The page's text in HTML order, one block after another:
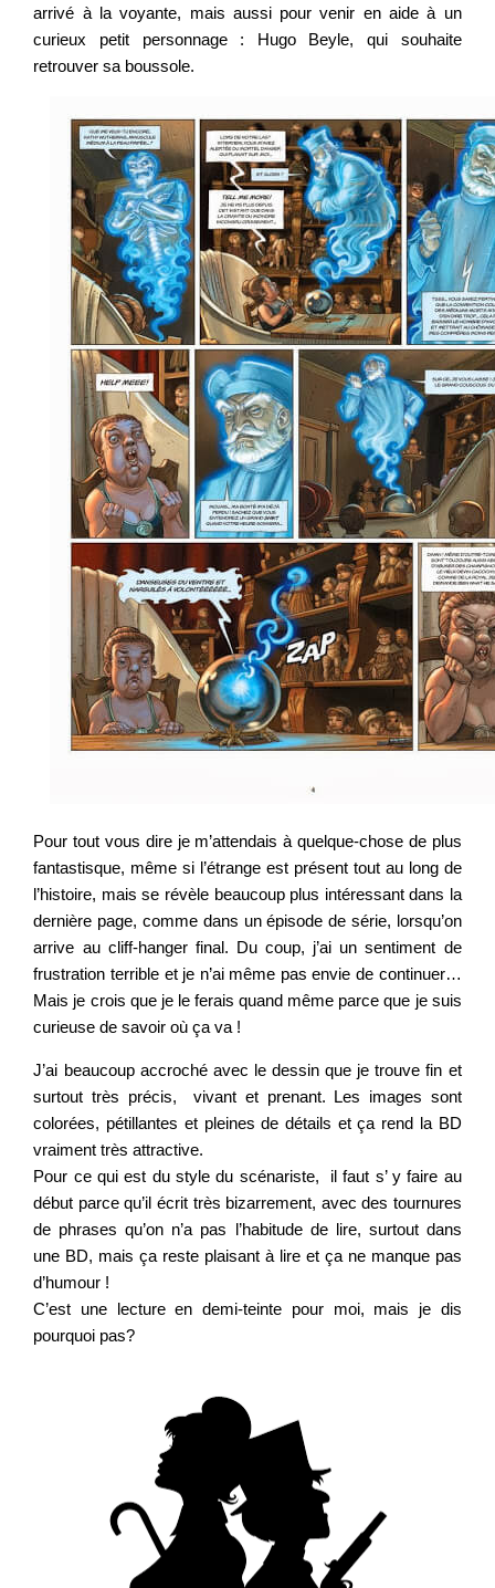
arrivé à la voyante, mais aussi pour venir en aide à un
curieux petit personnage : Hugo Beyle, qui souhaite
retrouver sa boussole.
Pour tout vous dire je m’attendais à quelque-chose de plus
fantastisque, même si l’étrange est présent tout au long de
l’histoire, mais se révèle beaucoup plus intéressant dans la
dernière page, comme dans un épisode de série, lorsqu’on
arrive au cliff-hanger final. Du coup, j’ai un sentiment de
frustration terrible et je n’ai même pas envie de continuer…
Mais je crois que je le ferais quand même parce que je suis
curieuse de savoir où ça va !
J’ai beaucoup accroché avec le dessin que je trouve fin et
surtout très précis, vivant et prenant. Les images sont
colorées, pétillantes et pleines de détails et ça rend la BD
vraiment très attractive.
Pour ce qui est du style du scénariste, il faut s’ y faire au
début parce qu’il écrit très bizarrement, avec des tournures
de phrases qu’on n’a pas l’habitude de lire, surtout dans
une BD, mais ça reste plaisant à lire et ça ne manque pas
d’humour !
C’est une lecture en demi-teinte pour moi, mais je dis
pourquoi pas?